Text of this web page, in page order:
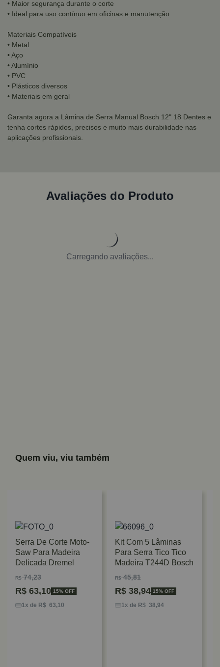
• Maior segurança durante o corte
• Ideal para uso contínuo em oficinas e manutenção
Materiais Compatíveis
• Metal
• Aço
• Alumínio
• PVC
• Plásticos diversos
• Materiais em geral
Garanta agora a Lâmina de Serra Manual Bosch 12" 18 Dentes e
tenha cortes rápidos, precisos e muito mais durabilidade nas
aplicações profissionais.
Avaliações do Produto
Carregando avaliações...
Quem viu, viu também
Serra De Corte Moto-
Saw Para Madeira
Delicada Dremel
R$74,23
R$ 63,10 15% OFF
1x de R$ 63,10
Kit Com 5 Lâminas
Para Serra Tico Tico
Madeira T244D Bosch
R$45,81
R$ 38,94 15% OFF
1x de R$ 38,94